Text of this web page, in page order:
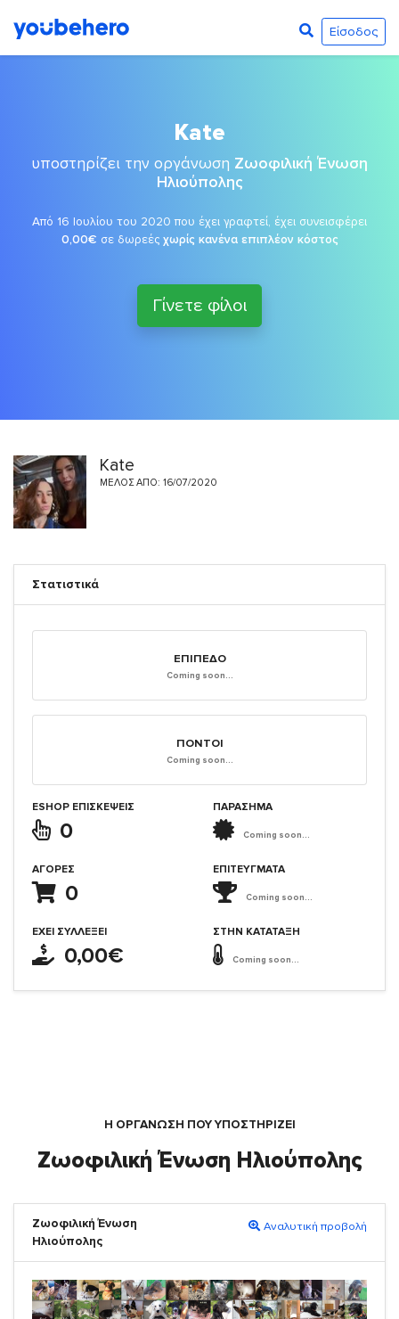
Είσοδος
Kate
υποστηρίζει την οργάνωση Ζωοφιλική Ένωση
Ηλιούπολης
Από 16 Ιουλίου του 2020 που έχει γραφτεί, έχει συνεισφέρει
0,00€ σε δωρεές χωρίς κανένα επιπλέον κόστος
Γίνετε φίλοι
Kate
ΜΈΛΟΣ ΑΠΌ: 16/07/2020
Στατιστικά
ΕΠΊΠΕΔΟ
Coming soon...
ΠΌΝΤΟΙ
Coming soon...
ESHOP ΕΠΙΣΚΈΨΕΙΣ
0
ΑΓΟΡΈΣ
0
ΈΧΕΙ ΣΥΛΛΈΞΕΙ
0,00€
ΠΑΡΑΣΗΜΑ
Coming soon...
ΕΠΙΤΕΎΓΜΑΤΑ
Coming soon...
ΣΤΗΝ ΚΑΤΆΤΑΞΗ
Coming soon...
Η ΟΡΓΆΝΩΣΗ ΠΟΥ ΥΠΟΣΤΗΡΙΖΕΙ
Ζωοφιλική Ένωση Ηλιούπολης
Ζωοφιλική Ένωση
Ηλιούπολης
Αναλυτική προβολή